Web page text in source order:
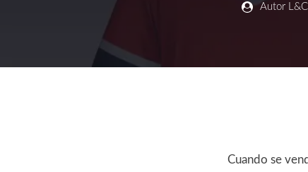
Autor L&C
Cuando se